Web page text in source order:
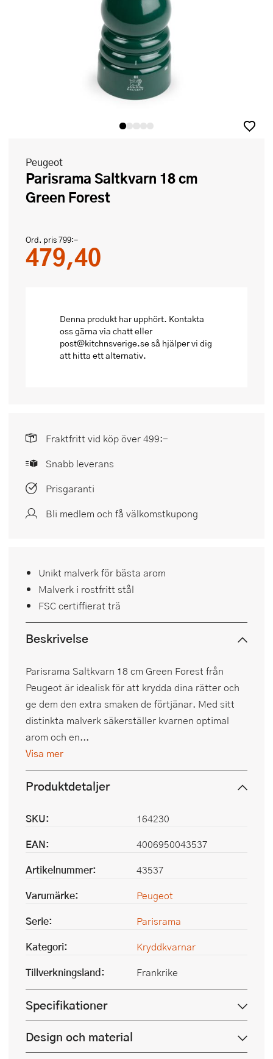
Peugeot
Parisrama Saltkvarn 18 cm
Green Forest
Ord. pris799:-
479,40
Denna produkt har upphört. Kontakta
oss gärna via chatt eller
post@kitchnsverige.se så hjälper vi dig
att hitta ett alternativ.
Fraktfritt vid köp över 499:-
Snabb leverans
Prisgaranti
Bli medlem och få välkomstkupong
Unikt malverk för bästa arom
Malverk i rostfritt stål
FSC certiffierat trä
Beskrivelse
Parisrama Saltkvarn 18 cm Green Forest från
Peugeot är idealisk för att krydda dina rätter och
ge dem den extra smaken de förtjänar. Med sitt
distinkta malverk säkerställer kvarnen optimal
arom och en...
Visa mer
Produktdetaljer
SKU:
164230
EAN:
4006950043537
Artikelnummer:
43537
Varumärke:
Peugeot
Serie:
Parisrama
Kategori:
Kryddkvarnar
Tillverkningsland:
Frankrike
Specifikationer
Design och material